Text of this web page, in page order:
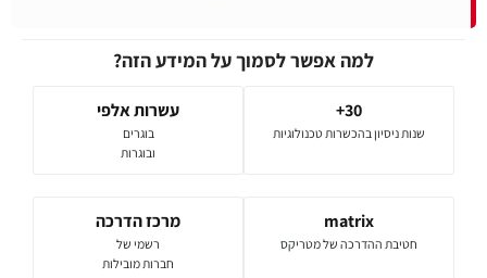
למה אפשר לסמוך על המידע הזה?
30+
שנות ניסיון בהכשרות טכנולוגיות
עשרות אלפי
בוגרים
ובוגרות
matrix
חטיבת ההדרכה של מטריקס
מרכז הדרכה
רשמי של
חברות מובילות